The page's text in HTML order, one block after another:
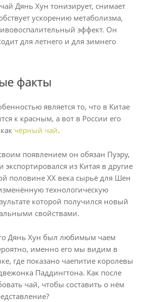
Дянь Хун тонизирует, снимает
ускорению метаболизма,
эффект. Он
для летнего и для зимнего
факты
является то, что в Китае
к красным, а вот в России его
чёрный чай.
появлением он обязан Пуэру,
экспортировался из Китая в другие
половине ХХ века сырьё для Шен
технологическую
которой получился новый
свойствами.
Дянь Хун был любимым чаем
именно его мы видим в
где показано чаепитие королевы
Паддингтона. Как после
чай, чтобы составить о нём